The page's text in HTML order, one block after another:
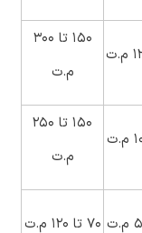
۱۵۰ تا ۳۰۰
م.ت
۱۵۰ تا ۲۵۰
م.ت
۷۰ تا ۱۲۰ م.ت